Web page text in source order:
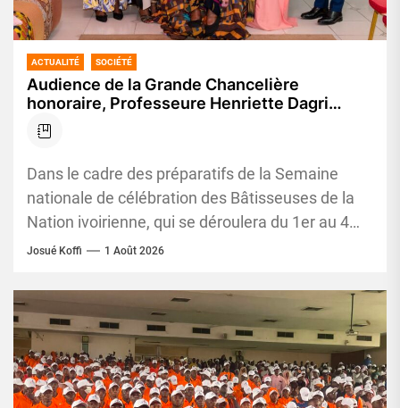
ACTUALITÉ SOCIÉTÉ
Audience de la Grande Chancelière
honoraire, Professeure Henriette Dagri
Diabaté, en prélude à la Semaine nationale
de célébration des Bâtisseuses de la Nation
Dans le cadre des préparatifs de la Semaine
nationale de célébration des Bâtisseuses de la
Nation ivoirienne, qui se déroulera du 1er au 4
août...
Josué Koffi 1 Août 2026